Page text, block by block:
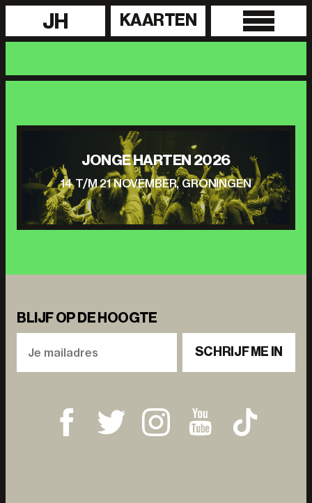
JH KAARTEN
JONGE HARTEN 2026
14 T/M 21 NOVEMBER, GRONINGEN
BLIJF OP DE HOOGTE
SCHRIJF ME IN